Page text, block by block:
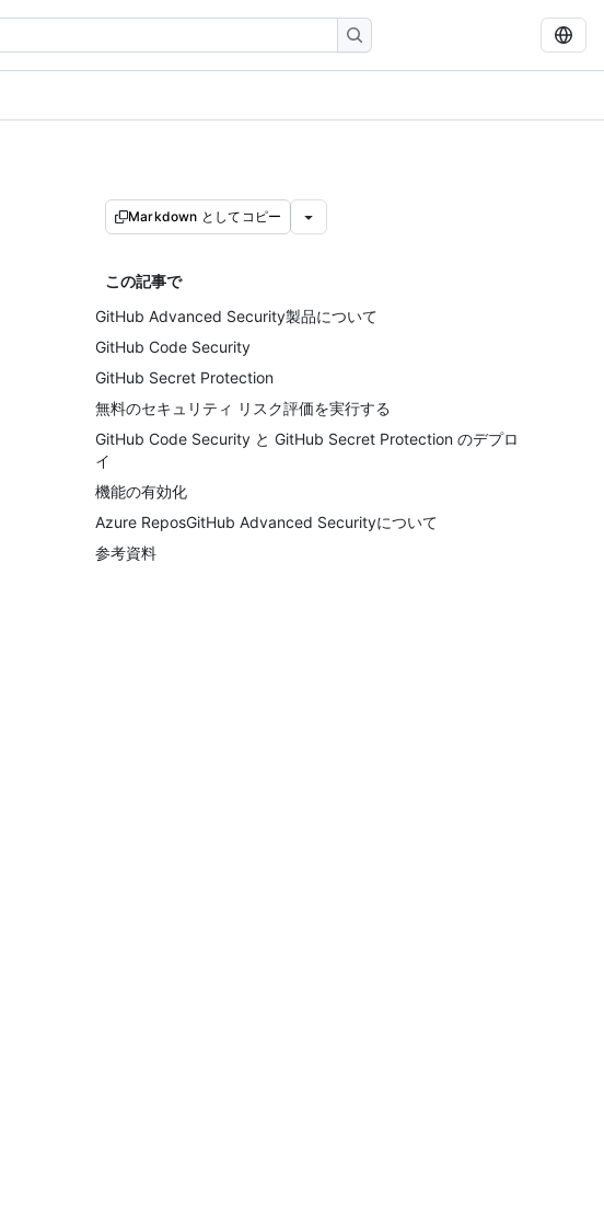
Markdown としてコピー
この記事で
GitHub Advanced Security製品について
GitHub Code Security
GitHub Secret Protection
無料のセキュリティ リスク評価を実行する
GitHub Code Security と GitHub Secret Protection のデプロ
イ
機能の有効化
Azure ReposGitHub Advanced Securityについて
参考資料